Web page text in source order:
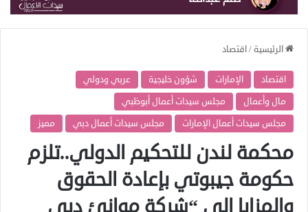
الرئيسية/اقتصاد
اقتصاد الإمارات شؤون خليجية
عربي ودولي
مال وأعمال
مجلس سيدات أعمال أبوظبي
مجلس سيدات أعمال الإمارات
مجلس سيدات أعمال دبي مميز
محكمة لندن للتحكيم الدولي..تلزم
حكومة جيبوتي بإعادة الحقوق
والمزايا إلى “شركة موانئ دبي